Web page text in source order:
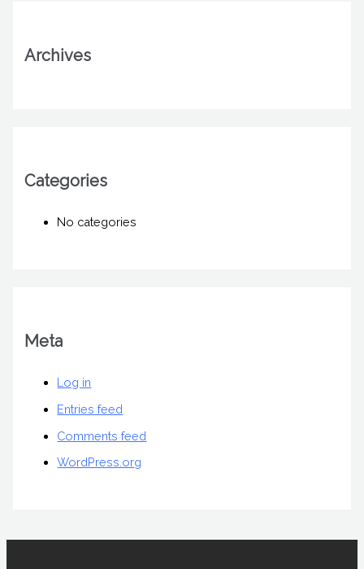
Archives
Categories
No categories
Meta
Log in
Entries feed
Comments feed
WordPress.org